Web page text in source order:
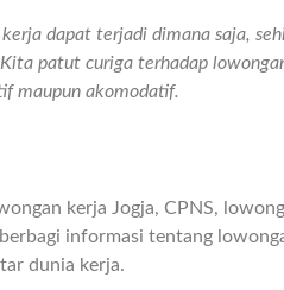
dapat terjadi dimana saja,
patut curiga terhadap
maupun akomodatif.
kerja Jogja, CPNS,
informasi tentang
dunia kerja.